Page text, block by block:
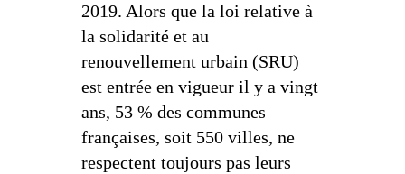
2019. Alors que la loi relative à
la solidarité et au
renouvellement urbain (SRU)
est entrée en vigueur il y a vingt
ans, 53 % des communes
françaises, soit 550 villes, ne
respectent toujours pas leurs